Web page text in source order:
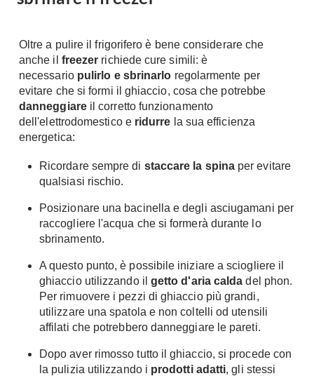
Arredo giardino
Tende da sole
Gazebo
Casa fai da te
Bricolage
Oltre a pulire il frigorifero è bene considerare che
anche il freezer richiede cure simili: è
necessariopulirlo e sbrinarlo regolarmente per
evitare che si formi il ghiaccio, cosa che potrebbe
danneggiareil corretto funzionamento
dell'elettrodomestico e ridurre la sua efficienza
energetica:
Ricordare sempre di staccare la spinaper evitare
qualsiasi rischio.
Posizionare una bacinella e degli asciugamani per
raccogliere l'acqua che si formerà durante lo
sbrinamento.
A questo punto, è possibile iniziare a sciogliere il
ghiaccio utilizzando il getto d'aria calda del phon.
Per rimuovere i pezzi di ghiaccio più grandi,
utilizzare una spatola e non coltelli od utensili
affilati che potrebbero danneggiare le pareti.
Dopo aver rimosso tutto il ghiaccio, si procede con
la pulizia utilizzando i prodotti adatti, gli stessi